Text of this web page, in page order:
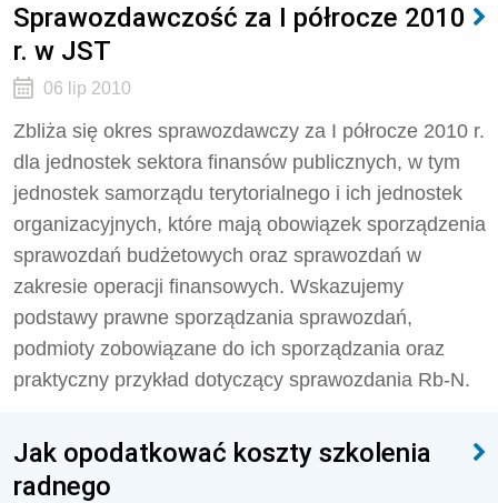
Sprawozdawczość za I półrocze 2010
r. w JST
06 lip 2010
Zbliża się okres sprawozdawczy za I półrocze 2010 r.
dla jednostek sektora finansów publicznych, w tym
jednostek samorządu terytorialnego i ich jednostek
organizacyjnych, które mają obowiązek sporządzenia
sprawozdań budżetowych oraz sprawozdań w
zakresie operacji finansowych. Wskazujemy
podstawy prawne sporządzania sprawozdań,
podmioty zobowiązane do ich sporządzania oraz
praktyczny przykład dotyczący sprawozdania Rb-N.
Jak opodatkować koszty szkolenia
radnego